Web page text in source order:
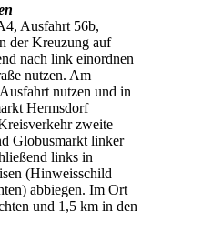
Ausfahrt 56b,
der Kreuzung auf
nach link einordnen
nutzen. Am
nutzen und in
Hermsdorf
zweite
Globusmarkt linker
links in
(Hinweisschild
abbiegen. Im Ort
und 1,5 km in den